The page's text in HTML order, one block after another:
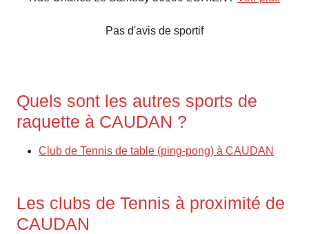
Pas d'avis de sportif
Quels sont les autres sports de
raquette à CAUDAN ?
Club de Tennis de table (ping-pong) à CAUDAN
Les clubs de Tennis à proximité de
CAUDAN